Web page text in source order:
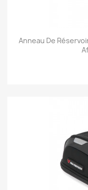
Anneau De